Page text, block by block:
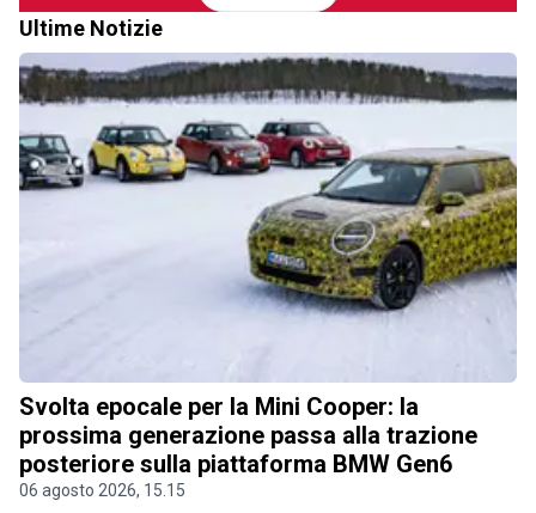
Ultime Notizie
Svolta epocale per la Mini Cooper: la
prossima generazione passa alla trazione
posteriore sulla piattaforma BMW Gen6
06 agosto 2026, 15.15